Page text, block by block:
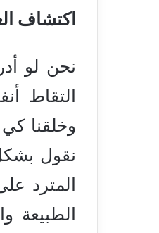
اكتشاف
نحن لو
التقاط
وخلقنا
نقول
المترد
الطبيعة